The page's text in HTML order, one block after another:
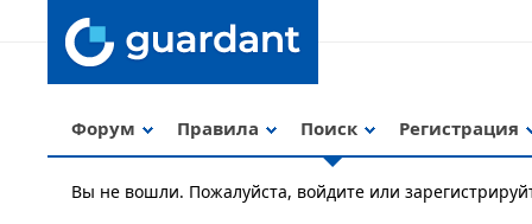
Форум Правила Поиск Регистрация
Вы не вошли. Пожалуйста, войдите или